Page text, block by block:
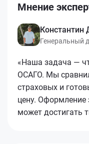
Мнение
Константин
Генеральный
«Наша задача —
ОСАГО. Мы
страховых и
цену. Оформление
может достигать